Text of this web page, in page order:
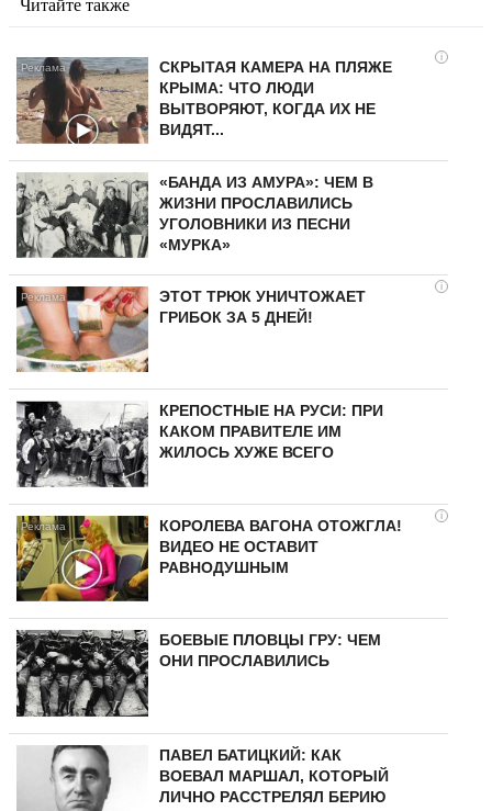
Читайте также
i
СКРЫТАЯ КАМЕРА НА ПЛЯЖЕ
КРЫМА: ЧТО ЛЮДИ
ВЫТВОРЯЮТ, КОГДА ИХ НЕ
ВИДЯТ...
«БАНДА ИЗ АМУРА»: ЧЕМ В
ЖИЗНИ ПРОСЛАВИЛИСЬ
УГОЛОВНИКИ ИЗ ПЕСНИ
«МУРКА»
i
ЭТОТ ТРЮК УНИЧТОЖАЕТ
ГРИБОК ЗА 5 ДНЕЙ!
КРЕПОСТНЫЕ НА РУСИ: ПРИ
КАКОМ ПРАВИТЕЛЕ ИМ
ЖИЛОСЬ ХУЖЕ ВСЕГО
i
КОРОЛЕВА ВАГОНА ОТОЖГЛА!
ВИДЕО НЕ ОСТАВИТ
РАВНОДУШНЫМ
БОЕВЫЕ ПЛОВЦЫ ГРУ: ЧЕМ
ОНИ ПРОСЛАВИЛИСЬ
ПАВЕЛ БАТИЦКИЙ: КАК
ВОЕВАЛ МАРШАЛ, КОТОРЫЙ
ЛИЧНО РАССТРЕЛЯЛ БЕРИЮ